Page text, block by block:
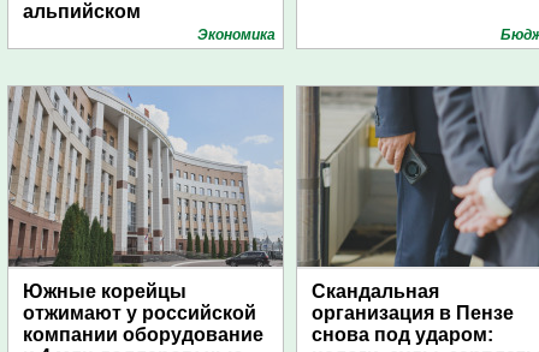
альпийском
Экономика
Южные корейцы
отжимают у российской
компании оборудование
Скандальная
организация в Пензе
снова под ударом: